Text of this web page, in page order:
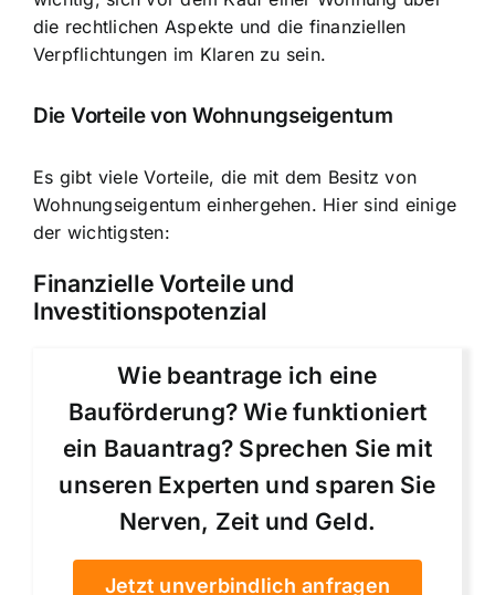
die rechtlichen Aspekte und die finanziellen
Verpflichtungen im Klaren zu sein.
Die Vorteile von Wohnungseigentum
Es gibt viele Vorteile, die mit dem Besitz von
Wohnungseigentum einhergehen. Hier sind einige
der wichtigsten:
Finanzielle Vorteile und
Investitionspotenzial
Wie beantrage ich eine
Bauförderung? Wie funktioniert
ein Bauantrag? Sprechen Sie mit
unseren Experten und sparen Sie
Nerven, Zeit und Geld.
Jetzt unverbindlich anfragen